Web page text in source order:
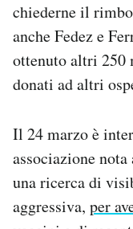
chiederne il
anche Fedez e
ottenuto altri 250
donati ad altri
Il 24 marzo è
associazione
una ricerca di
aggressiva, per